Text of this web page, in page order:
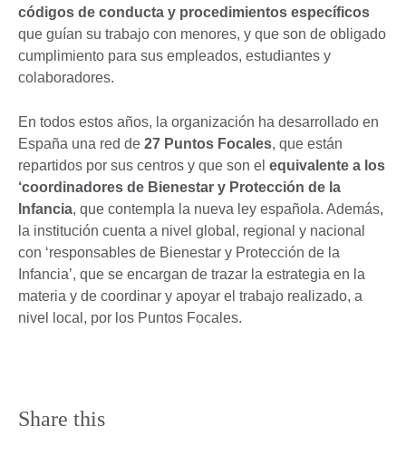
códigos de conducta y procedimientos específicos
que guían su trabajo con menores, y que son de obligado
cumplimiento para sus empleados, estudiantes y
colaboradores.
En todos estos años, la organización ha desarrollado en
España una red de 27 Puntos Focales, que están
repartidos por sus centros y que son el equivalente a los
‘coordinadores de Bienestar y Protección de la
Infancia, que contempla la nueva ley española. Además,
la institución cuenta a nivel global, regional y nacional
con ‘responsables de Bienestar y Protección de la
Infancia’, que se encargan de trazar la estrategia en la
materia y de coordinar y apoyar el trabajo realizado, a
nivel local, por los Puntos Focales.
Share this